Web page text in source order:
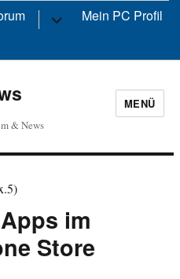
Untermenü
anzeigen
Mein PC Profil
& News
MENÜ
5)
im
Store